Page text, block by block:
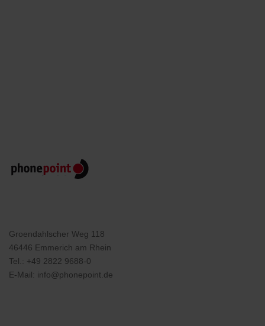
Groendahlscher Weg 118
46446 Emmerich am Rhein
Tel.: +49 2822 9688-0
E-Mail: info@phonepoint.de